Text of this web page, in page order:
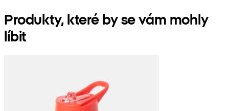
Produkty, které by se vám mohly
líbit